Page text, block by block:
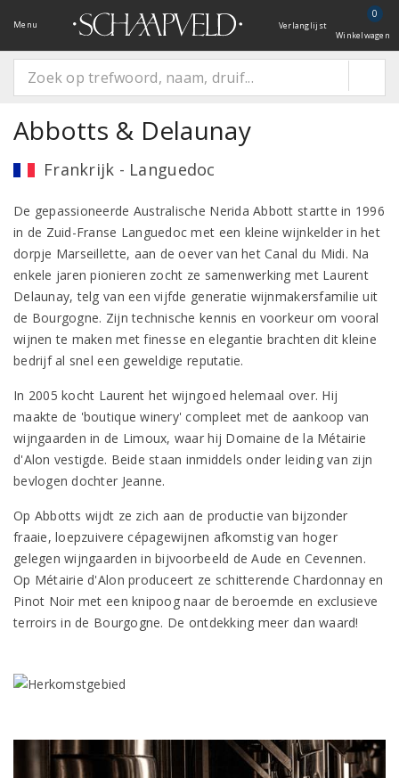
Menu Verlanglijst
0
Winkelwagen
Abbotts & Delaunay
Frankrijk - Languedoc
De gepassioneerde Australische Nerida Abbott startte in 1996
in de Zuid-Franse Languedoc met een kleine wijnkelder in het
dorpje Marseillette, aan de oever van het Canal du Midi. Na
enkele jaren pionieren zocht ze samenwerking met Laurent
Delaunay, telg van een vijfde generatie wijnmakersfamilie uit
de Bourgogne. Zijn technische kennis en voorkeur om vooral
wijnen te maken met finesse en elegantie brachten dit kleine
bedrijf al snel een geweldige reputatie.
In 2005 kocht Laurent het wijngoed helemaal over. Hij
maakte de 'boutique winery' compleet met de aankoop van
wijngaarden in de Limoux, waar hij Domaine de la Métairie
d'Alon vestigde. Beide staan inmiddels onder leiding van zijn
bevlogen dochter Jeanne.
Op Abbotts wijdt ze zich aan de productie van bijzonder
fraaie, loepzuivere cépagewijnen afkomstig van hoger
gelegen wijngaarden in bijvoorbeeld de Aude en Cevennen.
Op Métairie d'Alon produceert ze schitterende Chardonnay en
Pinot Noir met een knipoog naar de beroemde en exclusieve
terroirs in de Bourgogne. De ontdekking meer dan waard!